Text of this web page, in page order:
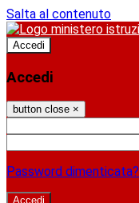
Salta al contenuto
Accedi
Accedi
button close ×
Password dimenticata?